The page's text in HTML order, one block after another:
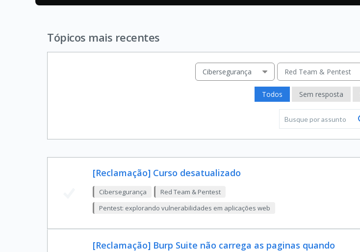
Tópicos mais recentes
Cibersegurança Red Team & Pentest
Todos Sem resposta
[Reclamação] Curso desatualizado
Cibersegurança
Red Team & Pentest
Pentest: explorando vulnerabilidades em aplicações web
[Reclamação] Burp Suite não carrega as paginas quando